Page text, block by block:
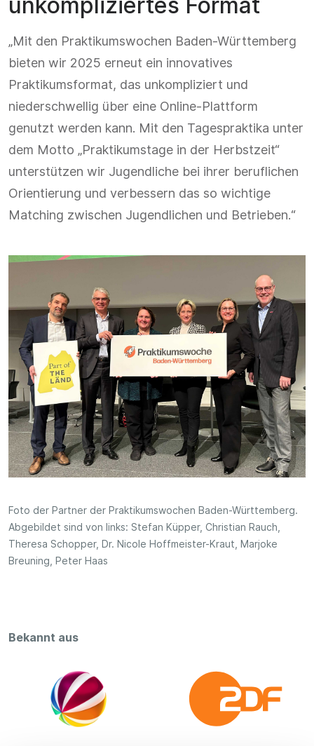
„Mit den Praktikumswochen Baden-Württemberg
bieten wir 2025 erneut ein innovatives
Praktikumsformat, das unkompliziert und
niederschwellig über eine Online-Plattform
genutzt werden kann. Mit den Tagespraktika unter
dem Motto „Praktikumstage in der Herbstzeit“
unterstützen wir Jugendliche bei ihrer beruflichen
Orientierung und verbessern das so wichtige
Matching zwischen Jugendlichen und Betrieben.“
Foto der Partner der Praktikumswochen Baden-Württemberg.
Abgebildet sind von links: Stefan Küpper, Christian Rauch,
Theresa Schopper, Dr. Nicole Hoffmeister-Kraut, Marjoke
Breuning, Peter Haas
Bekannt aus